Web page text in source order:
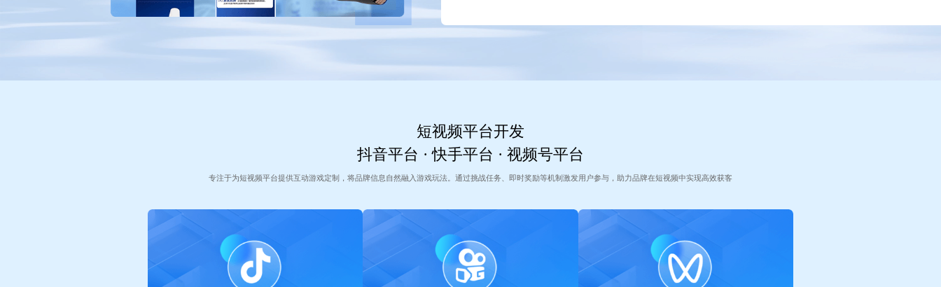
短视频平台开发
抖音平台 · 快手平台 · 视频号平台
专注于为短视频平台提供互动游戏定制，将品牌信息自然融入游戏玩法。通过挑战任务、即时奖励等机制激发用户参与，助力品牌在短视频中实现高效获客